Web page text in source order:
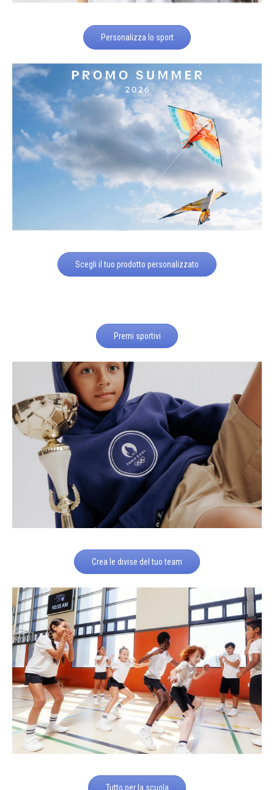
Personalizza lo sport
Scegli il tuo prodotto personalizzato
Premi sportivi
Crea le divise del tuo team
Tutto per la scuola